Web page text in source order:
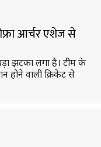
आर्चर एशेज से
झटका लगा है। टीम के
होने वाली क्रिकेट से